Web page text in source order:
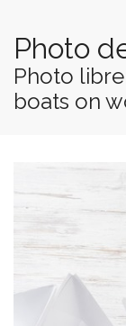
Photo
Photo
boats on